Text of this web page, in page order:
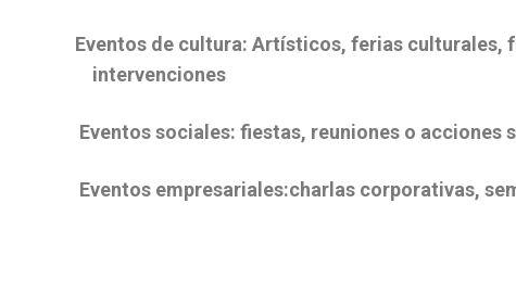
Eventos de cultura: Artísticos, ferias culturales,
intervenciones
Eventos sociales: fiestas, reuniones o acciones
Eventos empresariales:charlas corporativas,